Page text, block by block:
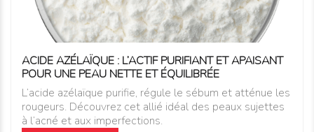
ACIDE AZÉLAÏQUE : L’ACTIF PURIFIANT ET APAISANT
POUR UNE PEAU NETTE ET ÉQUILIBRÉE
L’acide azélaïque purifie, régule le sébum et atténue les
rougeurs. Découvrez cet allié idéal des peaux sujettes
à l’acné et aux imperfections.